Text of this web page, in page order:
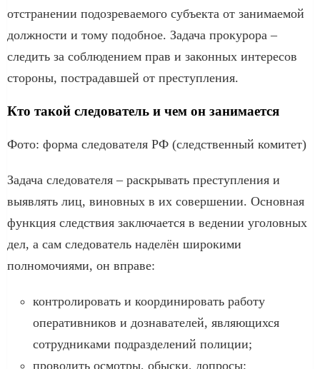
отстранении подозреваемого субъекта от занимаемой
должности и тому подобное. Задача прокурора –
следить за соблюдением прав и законных интересов
стороны, пострадавшей от преступления.
Кто такой следователь и чем он занимается
Фото: форма следователя РФ (следственный комитет)
Задача следователя – раскрывать преступления и
выявлять лиц, виновных в их совершении. Основная
функция следствия заключается в ведении уголовных
дел, а сам следователь наделён широкими
полномочиями, он вправе:
контролировать и координировать работу
оперативников и дознавателей, являющихся
сотрудниками подразделений полиции;
проводить осмотры, обыски, допросы;